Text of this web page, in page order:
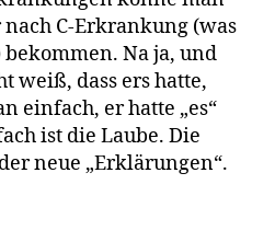
nach C-Erkrankung (was
Na ja, und
weiß, dass ers hatte,
einfach, er hatte „es“
ist die Laube. Die
neue „Erklärungen“.